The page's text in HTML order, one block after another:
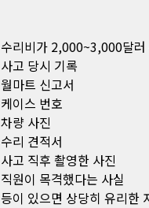
수리비가 2,000~3,000달
사고 당시 기록
월마트 신고서
케이스 번호
차량 사진
수리 견적서
사고 직후 촬영한 사진
직원이 목격했다는 사실
등이 있으면 상당히 유리한